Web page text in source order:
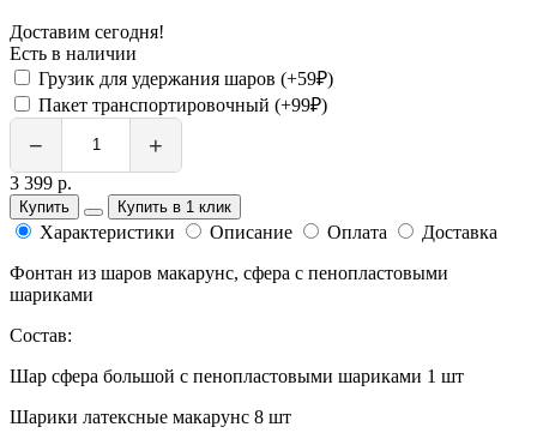
Доставим сегодня!
Есть в наличии
Грузик для удержания шаров (+59₽)
Пакет транспортировочный (+99₽)
− +
3 399 р.
Купить Купить в 1 клик
Характеристики Описание Оплата
Доставка
Фонтан из шаров макарунс, сфера с пенопластовыми
шариками
Состав:
Шар сфера большой с пенопластовыми шариками 1 шт
Шарики латексные макарунс 8 шт